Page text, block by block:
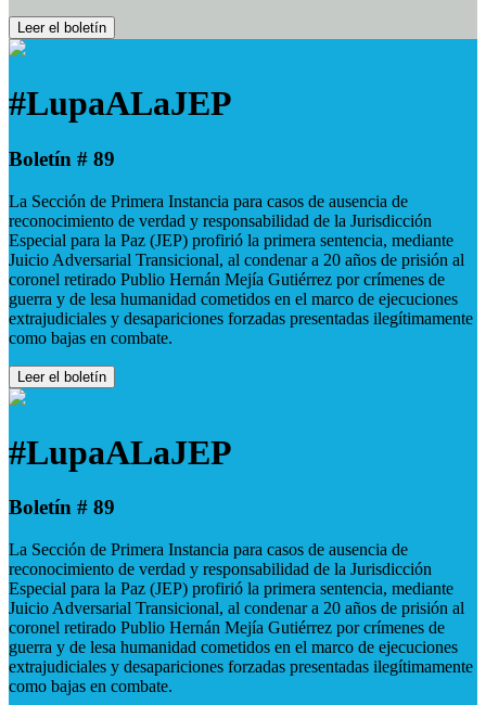
Leer el boletín
#LupaALaJEP
Boletín # 89
La Sección de Primera Instancia para casos de ausencia de
reconocimiento de verdad y responsabilidad de la Jurisdicción
Especial para la Paz (JEP) profirió la primera sentencia, mediante
Juicio Adversarial Transicional, al condenar a 20 años de prisión al
coronel retirado Publio Hernán Mejía Gutiérrez por crímenes de
guerra y de lesa humanidad cometidos en el marco de ejecuciones
extrajudiciales y desapariciones forzadas presentadas ilegítimamente
como bajas en combate.
Leer el boletín
#LupaALaJEP
Boletín # 89
La Sección de Primera Instancia para casos de ausencia de
reconocimiento de verdad y responsabilidad de la Jurisdicción
Especial para la Paz (JEP) profirió la primera sentencia, mediante
Juicio Adversarial Transicional, al condenar a 20 años de prisión al
coronel retirado Publio Hernán Mejía Gutiérrez por crímenes de
guerra y de lesa humanidad cometidos en el marco de ejecuciones
extrajudiciales y desapariciones forzadas presentadas ilegítimamente
como bajas en combate.